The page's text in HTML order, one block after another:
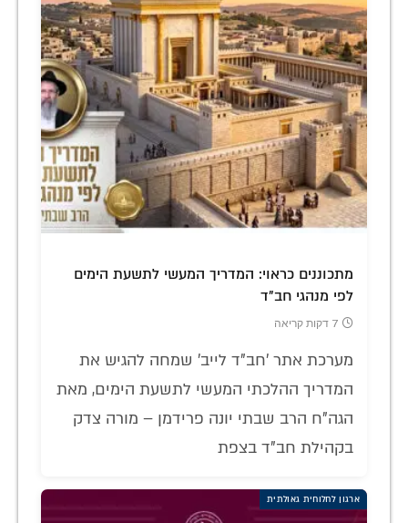
מתכוננים כראוי: המדריך המעשי לתשעת הימים
לפי מנהגי חב"ד
7 דקות קריאה
מערכת אתר 'חב"ד לייב' שמחה להגיש את
המדריך ההלכתי המעשי לתשעת הימים, מאת
הגה"ח הרב שבתי יונה פרידמן – מורה צדק
בקהילת חב"ד בצפת
ארגון לחלוחית גאולתית